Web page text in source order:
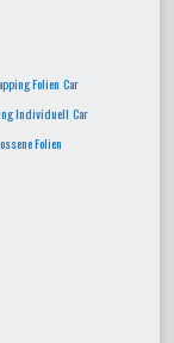
Folien Car
Individuell Car
Folien